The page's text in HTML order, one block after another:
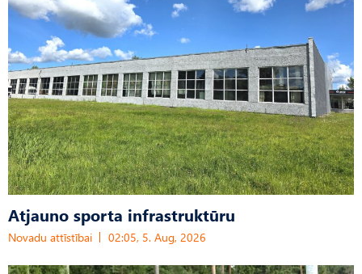
Atjauno sporta infrastruktūru
Novadu attīstībai 02:05, 5. Aug, 2026